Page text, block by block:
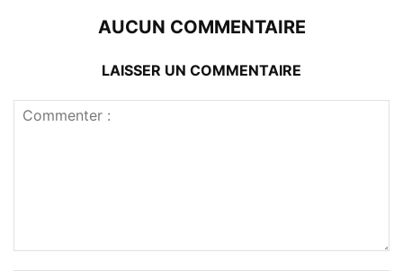
AUCUN COMMENTAIRE
LAISSER UN COMMENTAIRE